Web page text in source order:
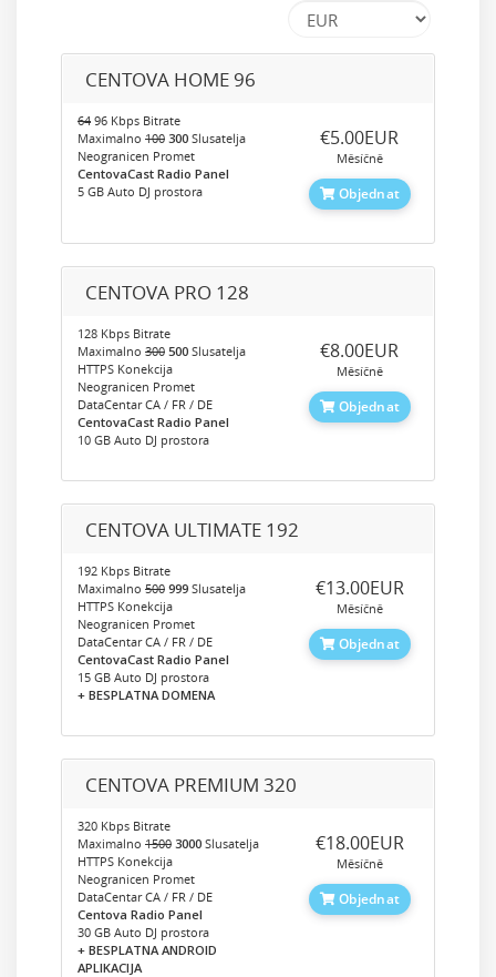
CENTOVA HOME 96
64 96 Kbps Bitrate
Maximalno 100 300 Slusatelja
Neogranicen Promet
CentovaCast Radio Panel
5 GB Auto DJ prostora
‎€5.00EUR
Měsíčně
Objednat
CENTOVA PRO 128
128 Kbps Bitrate
Maximalno 300 500 Slusatelja
HTTPS Konekcija
Neogranicen Promet
DataCentar CA / FR / DE
CentovaCast Radio Panel
10 GB Auto DJ prostora
‎€8.00EUR
Měsíčně
Objednat
CENTOVA ULTIMATE 192
192 Kbps Bitrate
Maximalno 500 999 Slusatelja
HTTPS Konekcija
Neogranicen Promet
DataCentar CA / FR / DE
CentovaCast Radio Panel
15 GB Auto DJ prostora
+ BESPLATNA DOMENA
‎€13.00EUR
Měsíčně
Objednat
CENTOVA PREMIUM 320
320 Kbps Bitrate
Maximalno 1500 3000 Slusatelja
HTTPS Konekcija
Neogranicen Promet
DataCentar CA / FR / DE
Centova Radio Panel
30 GB Auto DJ prostora
+ BESPLATNA ANDROID
APLIKACIJA
‎€18.00EUR
Měsíčně
Objednat